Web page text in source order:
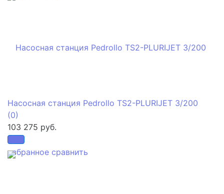
избранное сравнить
Насосная станция Pedrollo TS2-PLURIJET 3/200
(0)
103 275 руб.